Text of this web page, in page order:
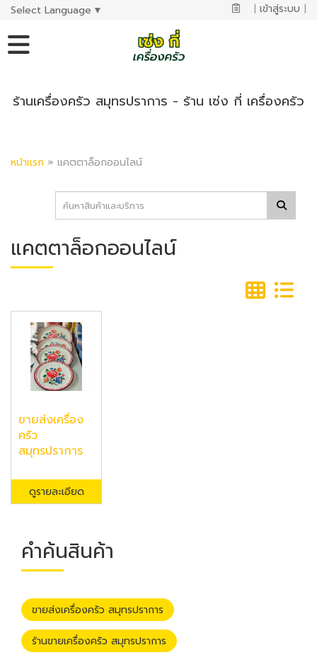
Select Language ▼ | เข้าสู่ระบบ |
ร้านเครื่องครัว สมุทรปราการ - ร้าน เซ่ง กี่ เครื่องครัว
หน้าแรก » แคตตาล็อกออนไลน์
แคตตาล็อกออนไลน์
ขายส่งเครื่อง
ครัว
สมุทรปราการ
ดูรายละเอียด
คำค้นสินค้า
ขายส่งเครื่องครัว สมุทรปราการ
ร้านขายเครื่องครัว สมุทรปราการ